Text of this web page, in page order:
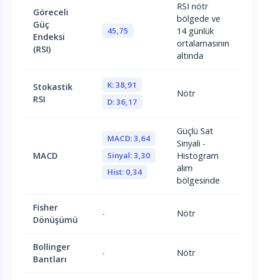
Göreceli
Güç
Endeksi
(RSI)
45,75
RSI nötr
bölgede ve
14 günlük
ortalamasının
altında
Stokastik
RSI
K: 38,91
D: 36,17
Nötr
MACD
MACD: 3,64
Sinyal: 3,30
Hist: 0,34
Güçlü Sat
Sinyali -
Histogram
alım
bölgesinde
Fisher
Dönüşümü
- Nötr
Bollinger
Bantları
- Nötr